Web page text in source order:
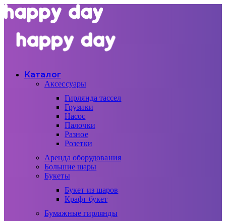
Каталог
Аксессуары
Гирлянда тассел
Грузики
Насос
Палочки
Разное
Розетки
Аренда оборудования
Большие шары
Букеты
Букет из шаров
Крафт букет
Бумажные гирлянды